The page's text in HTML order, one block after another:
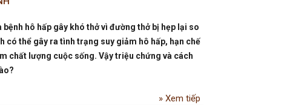
bệnh hô hấp gây khó thở vì đường thở bị hẹp lại so
có thể gây ra tình trạng suy giảm hô hấp, hạn chế
chất lượng cuộc sống. Vậy triệu chứng và cách
Xem tiếp